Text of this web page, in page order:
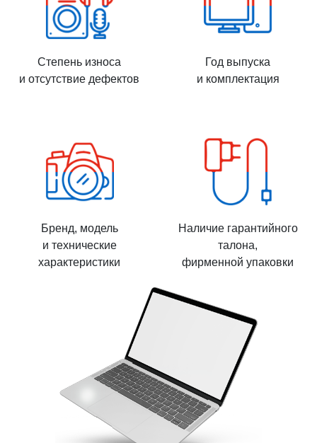
Степень износа
и отсутствие дефектов
Год выпуска
и комплектация
Бренд, модель
и технические
характеристики
Наличие гарантийного
талона,
фирменной упаковки